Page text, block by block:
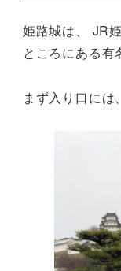
姫路城は、 JR
ところにある有
まず入り口には